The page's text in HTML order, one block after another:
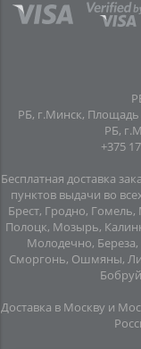
РБ, г.Минск,
РБ,
+375
Бесплатная доставка
пунктов выдачи во
Брест, Гродно,
Полоцк, Мозырь,
Молодечно,
Сморгонь, Ошмяны,
Доставка в Москву и